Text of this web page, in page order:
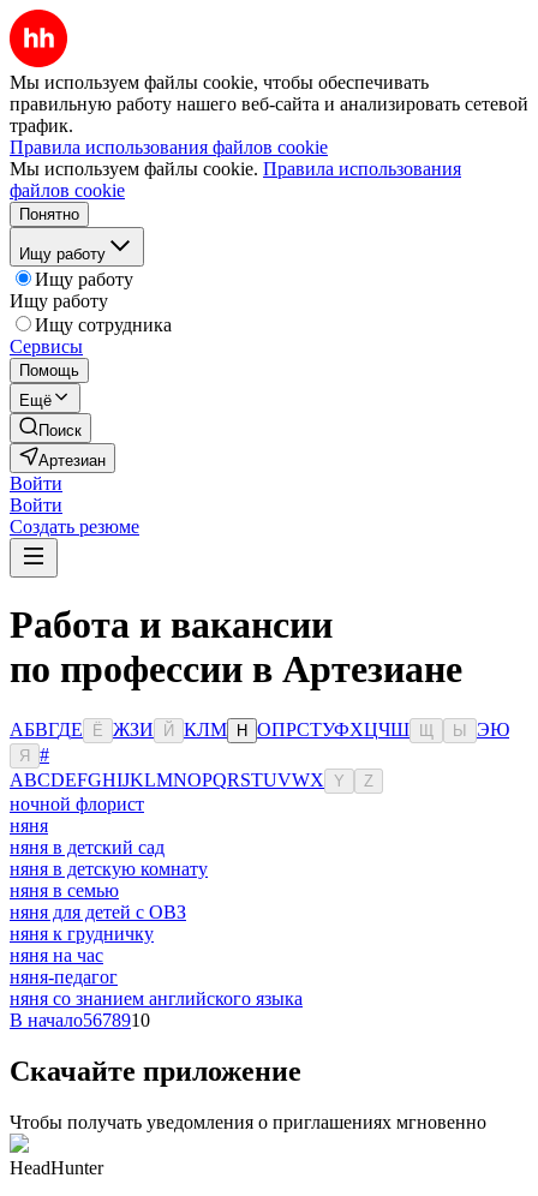
Мы используем файлы cookie, чтобы обеспечивать
правильную работу нашего веб-сайта и анализировать сетевой
трафик.
Правила использования файлов cookie
Мы используем файлы cookie. Правила использования
файлов cookie
Понятно
Ищу работу
Ищу работу
Ищу работу
Ищу сотрудника
Сервисы
Помощь
Ещё
Поиск
Артезиан
Войти
Войти
Создать резюме
Работа и вакансии
по профессии в Артезиане
АБВГДЕ Ё ЖЗИ Й КЛМ Н ОПРСТУФХЦЧШ Ы ЭЮ
Я
#
ABCDEFGHIJKLMNOPQRSTUVWX Y Z
ночной флорист
няня
няня в детский сад
няня в детскую комнату
няня в семью
няня для детей с ОВЗ
няня к грудничку
няня на час
няня-педагог
няня со знанием английского языка
В начало5678910
Скачайте приложение
Чтобы получать уведомления о приглашениях мгновенно
HeadHunter